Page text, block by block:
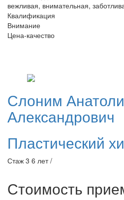
вежливая, внимательная,
Квалификация
Внимание
Цена-качество
Слоним
Александрович
Пластический
Стаж 3 6 лет /
Стоимость